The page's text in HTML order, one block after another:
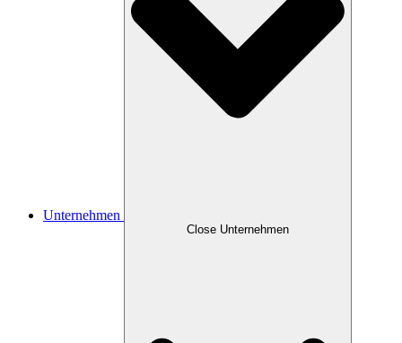
Unternehmen
Close Unternehmen